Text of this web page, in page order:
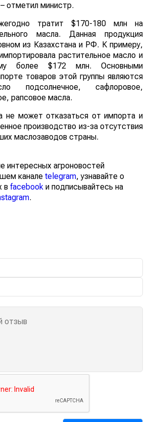
тратит $170-180 млн на импорт
Данная продукция завозится в
и РФ. К примеру, в 2023 г
растительное масло и жиры на
млн. Основными продуктами в
этой группы являются маргарин,
сафлоровое, хлопковое, соевое,
не может отказаться от импорта и
производство из-за отсутствия
маслозаводов страны.
каналеtelegram, узнавайте о
вfacebookи подписывайтесь на
.